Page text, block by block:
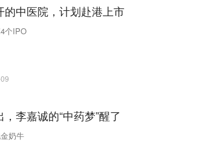
的中医院，计划赴港上市
个IPO
李嘉诚的“中药梦”醒了
奶牛